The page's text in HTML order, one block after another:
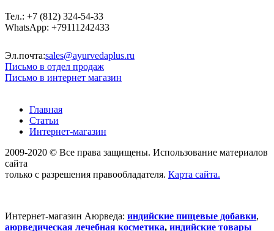
Тел.: +7 (812) 324-54-33
WhatsApp: +79111242433
Эл.почта:sales@ayurvedaplus.ru
Письмо в отдел продаж
Письмо в интернет магазин
Главная
Статьи
Интернет-магазин
2009-2020 © Все права защищены. Использование материалов
сайта
только с разрешения правообладателя. Карта сайта.
Интернет-магазин Аюрведа: индийские пищевые добавки,
аюрведическая лечебная косметика, индийские товары